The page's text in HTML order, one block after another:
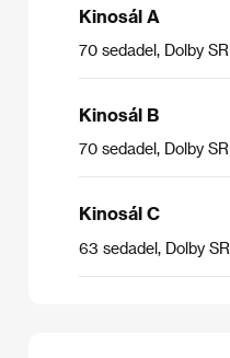
Kinosál A
70 sedadel, Dolby SR
Kinosál B
70 sedadel, Dolby SR
Kinosál C
63 sedadel, Dolby SR